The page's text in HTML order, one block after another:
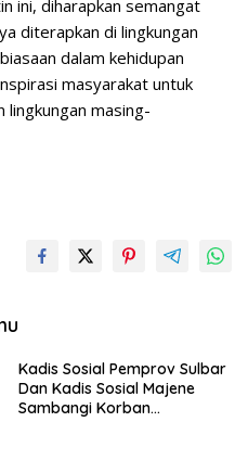
ini, diharapkan semangat
diterapkan di lingkungan
dalam kehidupan
masyarakat untuk
masing-
Kadis Sosial Pemprov Sulbar
Dan Kadis Sosial Majene
Sambangi Korban